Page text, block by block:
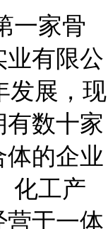
一家骨
业有限公
发展，现
有数十家
的企业
化工产
营于一体